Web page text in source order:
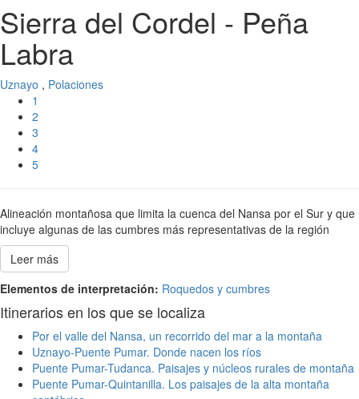
Sierra del Cordel - Peña
Labra
Uznayo , Polaciones
1
2
3
4
5
Alineación montañosa que limita la cuenca del Nansa por el Sur y que
incluye algunas de las cumbres más representativas de la región
Leer más
Elementos de interpretación: Roquedos y cumbres
Itinerarios en los que se localiza
Por el valle del Nansa, un recorrido del mar a la montaña
Uznayo-Puente Pumar. Donde nacen los ríos
Puente Pumar-Tudanca. Paisajes y núcleos rurales de montaña
Puente Pumar-Quintanilla. Los paisajes de la alta montaña